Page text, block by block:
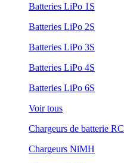
Batteries LiPo 1S
Batteries LiPo 2S
Batteries LiPo 3S
Batteries LiPo 4S
Batteries LiPo 6S
Voir tous
Chargeurs de batterie RC
Chargeurs NiMH